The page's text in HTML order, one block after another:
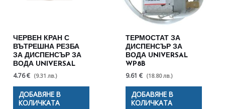
ЧЕРВЕН КРАН С
ВЪТРЕШНА РЕЗБА
ЗА ДИСПЕНСЪР ЗА
ВОДА UNIVERSAL
4.76 € (9.31 лв.)
ДОБАВЯНЕ В
КОЛИЧКАТА
ТЕРМОСТАТ ЗА
ДИСПЕНСЪР ЗА
ВОДА UNIVERSAL
WP8B
9.61 € (18.80 лв.)
ДОБАВЯНЕ В
КОЛИЧКАТА